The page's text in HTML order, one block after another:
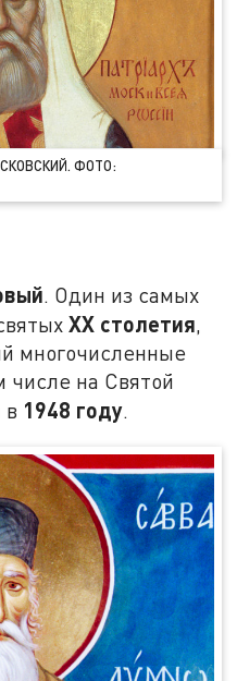
ФОТО:
. Один из самых
XX столетия,
многочисленные
числе на Святой
в 1948 году.